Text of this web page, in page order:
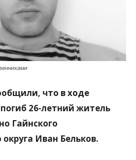
что в ходе
26-летний житель
Гайнского
Иван Бельков.